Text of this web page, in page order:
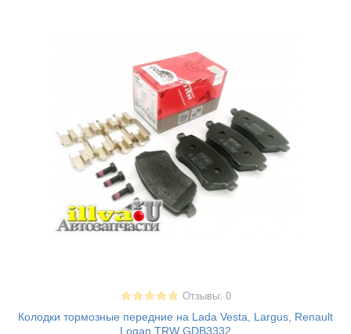
Отзывы: 0
Колодки тормозные передние на Lada Vesta, Largus, Renault
Logan TRW GDB3332